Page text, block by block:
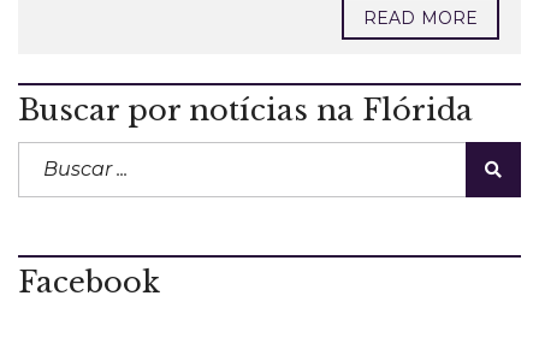
READ MORE
Buscar por notícias na Flórida
Facebook